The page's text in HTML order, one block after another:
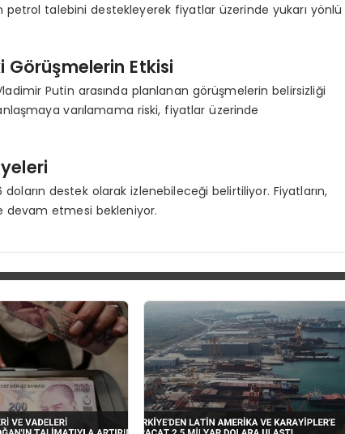
talebini destekleyerek fiyatlar üzerinde yukarı yönlü
Etkisi
Putin arasında planlanan görüşmelerin belirsizliği
varılamama riski, fiyatlar üzerinde
destek olarak izlenebileceği belirtiliyor. Fiyatların,
devam etmesi bekleniyor.